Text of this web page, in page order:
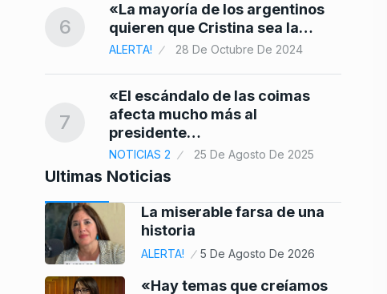
6
«La mayoría de los argentinos
quieren que Cristina sea la…
ALERTA! 28 De Octubre De 2024
7
«El escándalo de las coimas
afecta mucho más al
presidente…
NOTICIAS 2 25 De Agosto De 2025
Ultimas Noticias
La miserable farsa de una
historia
ALERTA! 5 De Agosto De 2026
«Hay temas que creíamos